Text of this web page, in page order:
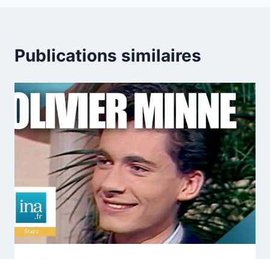
Publications similaires